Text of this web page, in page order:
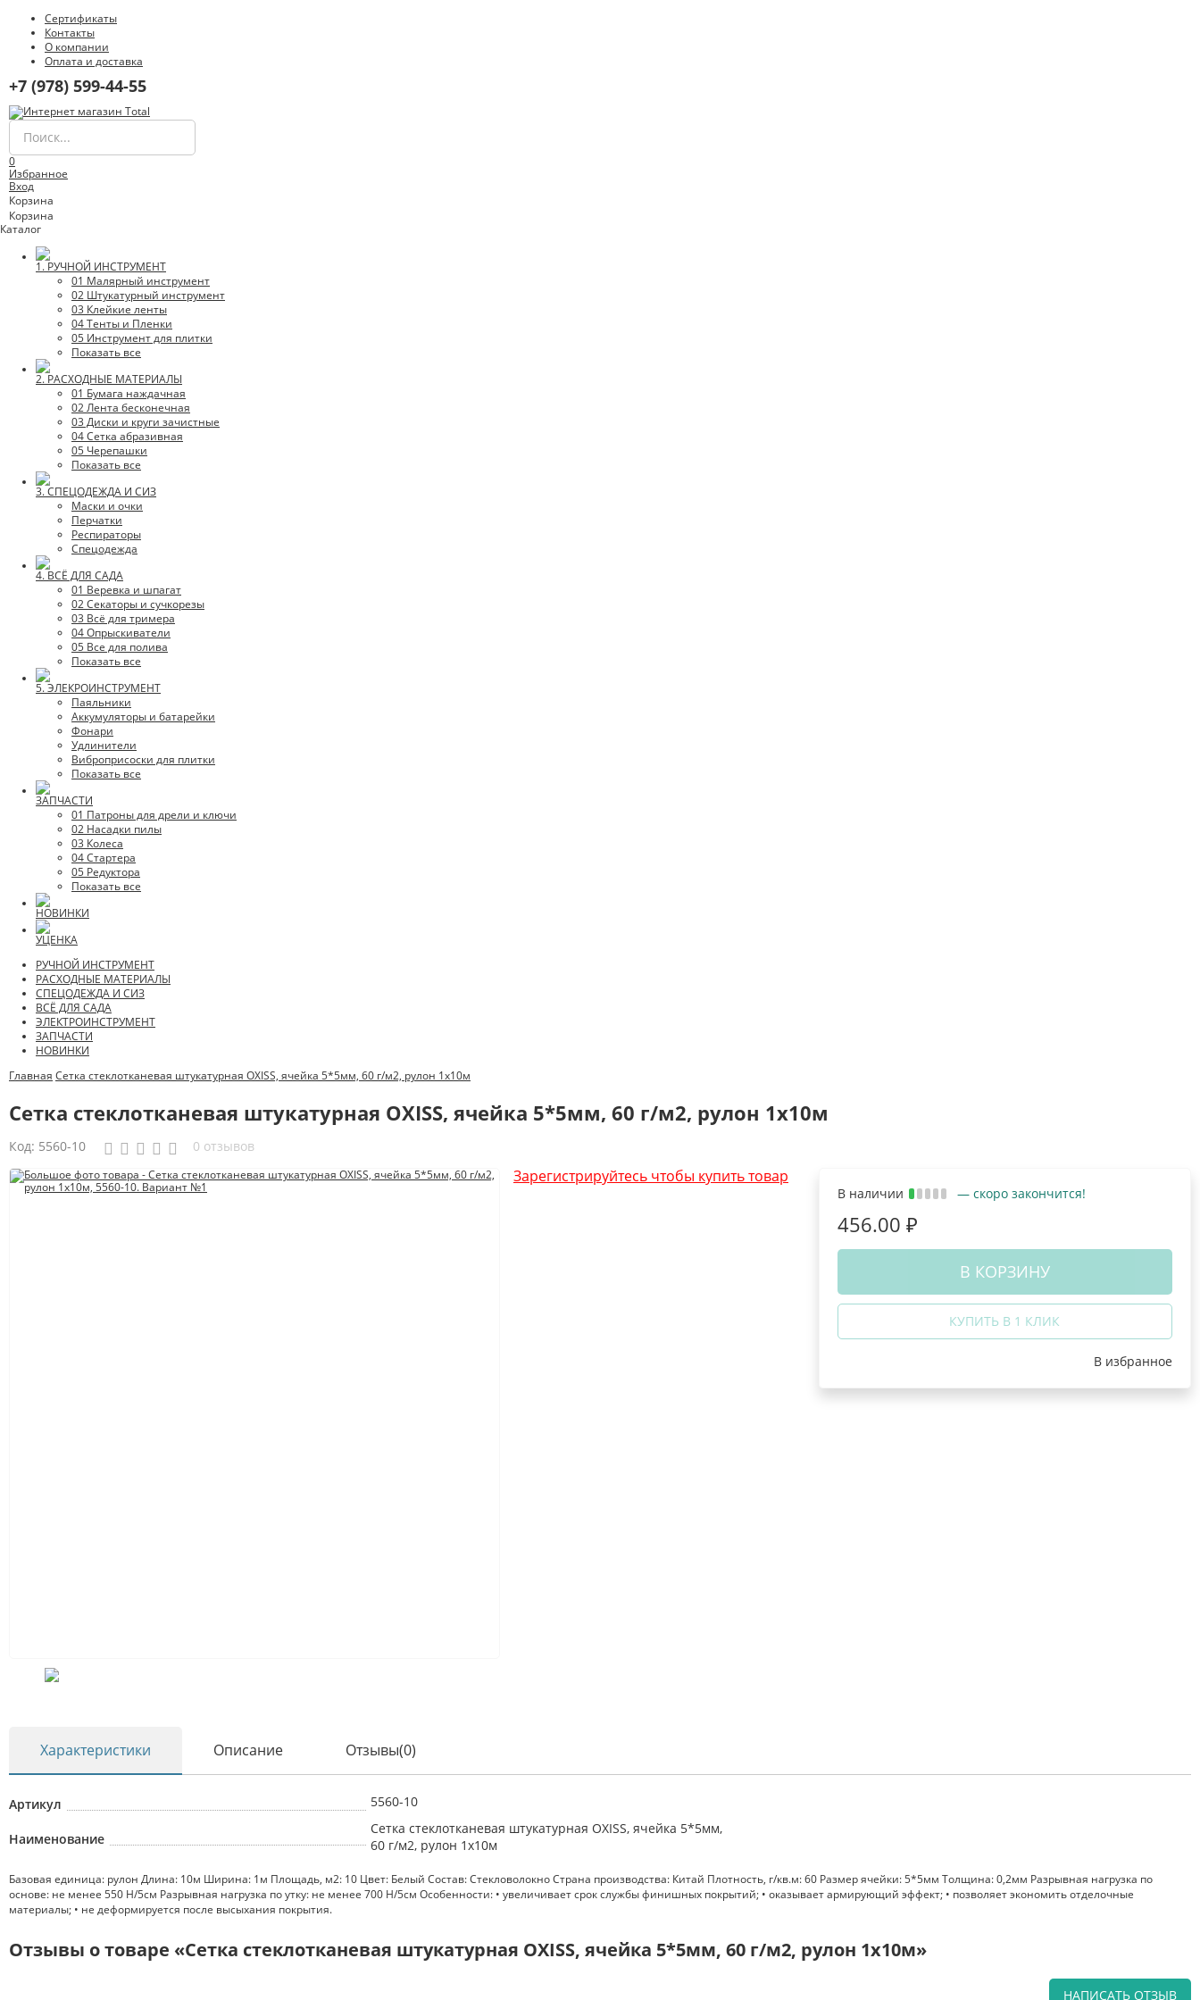
Сертификаты
Контакты
О компании
Оплата и доставка
+7 (978) 599-44-55
0
Избранное
Вход
Корзина
Корзина
Каталог
1. РУЧНОЙ ИНСТРУМЕНТ
01 Малярный инструмент
02 Штукатурный инструмент
03 Клейкие ленты
04 Тенты и Пленки
05 Инструмент для плитки
Показать все
2. РАСХОДНЫЕ МАТЕРИАЛЫ
01 Бумага наждачная
02 Лента бесконечная
03 Диски и круги зачистные
04 Сетка абразивная
05 Черепашки
Показать все
3. СПЕЦОДЕЖДА И СИЗ
Маски и очки
Перчатки
Респираторы
Спецодежда
4. ВСЁ ДЛЯ САДА
01 Веревка и шпагат
02 Секаторы и сучкорезы
03 Всё для тримера
04 Опрыскиватели
05 Все для полива
Показать все
5. ЭЛЕКРОИНСТРУМЕНТ
Паяльники
Аккумуляторы и батарейки
Фонари
Удлинители
Виброприсоски для плитки
Показать все
ЗАПЧАСТИ
01 Патроны для дрели и ключи
02 Насадки пилы
03 Колеса
04 Стартера
05 Редуктора
Показать все
НОВИНКИ
УЦЕНКА
РУЧНОЙ ИНСТРУМЕНТ
РАСХОДНЫЕ МАТЕРИАЛЫ
СПЕЦОДЕЖДА И СИЗ
ВСЁ ДЛЯ САДА
ЭЛЕКТРОИНСТРУМЕНТ
ЗАПЧАСТИ
НОВИНКИ
Главная Сетка стеклотканевая штукатурная OXISS, ячейка 5*5мм, 60 г/м2, рулон 1х10м
Сетка стеклотканевая штукатурная OXISS, ячейка 5*5мм, 60 г/м2, рулон 1х10м
Код: 5560-10 0 отзывов
Зарегистрируйтесь чтобы купить товар
В наличии — скоро закончится!
456.00 ₽
В КОРЗИНУ
КУПИТЬ В 1 КЛИК
В избранное
Характеристики Описание Отзывы(0)
Артикул 5560-10
Наименование
Сетка стеклотканевая штукатурная OXISS, ячейка 5*5мм,
60 г/м2, рулон 1х10м
Базовая единица: рулон Длина: 10м Ширина: 1м Площадь, м2: 10 Цвет: Белый Состав: Стекловолокно Страна производства: Китай Плотность, г/кв.м: 60 Размер ячейки: 5*5мм Толщина: 0,2мм Разрывная нагрузка по
основе: не менее 550 Н/5см Разрывная нагрузка по утку: не менее 700 Н/5см Особенности: • увеличивает срок службы финишных покрытий; • оказывает армирующий эффект; • позволяет экономить отделочные
материалы; • не деформируется после высыхания покрытия.
Отзывы о товаре «Сетка стеклотканевая штукатурная OXISS, ячейка 5*5мм, 60 г/м2, рулон 1х10м»
НАПИСАТЬ ОТЗЫВ